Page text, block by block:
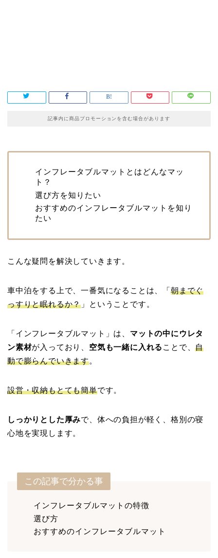
記事内に商品プロモーションを含む場合があります
インフレータブルマットとはどんなマッ
ト？
選び方を知りたい
おすすめのインフレータブルマットを知り
たい
こんな疑問を解決していきます。
車中泊をする上で、一番気になることは、「 朝までぐ
っすりと眠れるか？ 」ということです。
「インフレータブルマット」は、 マットの中にウレタ
ン素材が入っており、 空気も一緒に入れる ことで、自
動で膨らんでいきます。
設営・収納もとても簡単です。
しっかりとした厚みで、体への負担が軽く、格別の寝
心地を実現します。
この記事で分かる事
インフレータブルマットの特徴
選び方
おすすめのインフレータブルマット